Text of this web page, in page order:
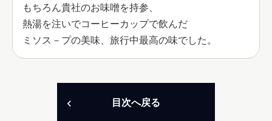
もちろん貴社のお味噌を持参、
熱湯を注いでコーヒーカップで飲んだ
ミソス－プの美味、旅行中最高の味でした。
目次へ戻る